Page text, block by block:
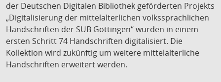
der Deutschen Digitalen Bibliothek geförderten Projekts
„Digitalisierung der mittelalterlichen volkssprachlichen
Handschriften der SUB Göttingen“ wurden in einem
ersten Schritt 74 Handschriften digitalisiert. Die
Kollektion wird zukünftig um weitere mittelalterliche
Handschriften erweitert werden.